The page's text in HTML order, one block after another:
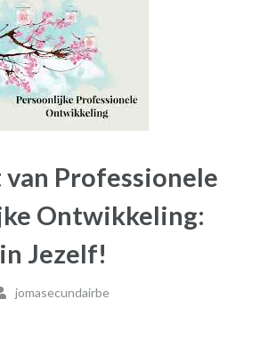
Professionele
Ontwikkeling:
Jezelf!
jomasecundairbe